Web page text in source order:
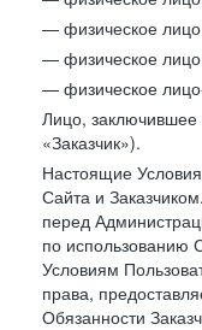
— физическое
— физическое лицо
— физическое
Лицо, заключившее
«Заказчик»).
Настоящие
Сайта и
перед
по использованию
Условиям
права,
Обязанности